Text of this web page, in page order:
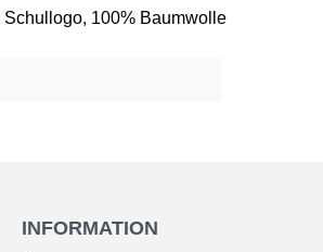
100% Baumwolle
INFORMATION